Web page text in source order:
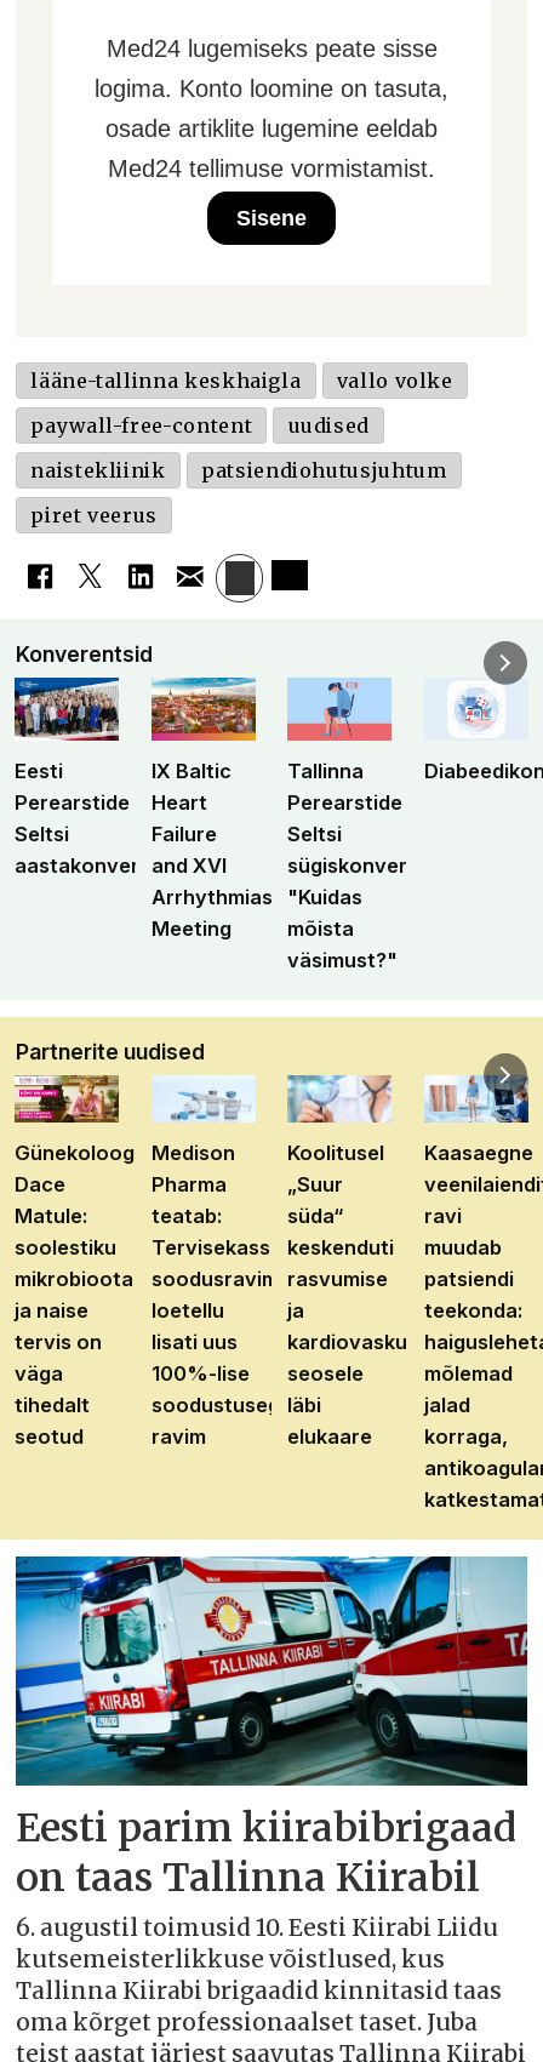
Med24 lugemiseks peate sisse
logima. Konto loomine on tasuta,
osade artiklite lugemine eeldab
Med24 tellimuse vormistamist.
Sisene
lääne-tallinna keskhaigla
vallo volke
paywall-free-content
uudised
naistekliinik
patsiendiohutusjuhtum
piret veerus
Konverentsid
Eesti
Perearstide
Seltsi
aastakonverents
IX Baltic
Heart
Failure
and XVI
Arrhythmias
Meeting
Tallinna
Perearstide
Seltsi
sügiskonverents
"Kuidas
mõista
väsimust?"
Partnerite uudised
Günekoloog
Dace
Matule:
soolestiku
mikrobioota
ja naise
tervis on
väga
tihedalt
seotud
Medison
Pharma
teatab:
Tervisekassa
soodusravimite
loetellu
lisati uus
100%-lise
soodustusega
ravim
Koolitusel
„Suur
süda“
keskenduti
rasvumise
ja
kardiovaskulaarhaiguste
seosele
läbi
elukaare
Kaasaegne
ravi
muudab
patsiendi
teekonda:
mõlemad
jalad
korraga,
Eesti parim kiirabibrigaad
on taas Tallinna Kiirabil
6. augustil toimusid 10. Eesti Kiirabi Liidu
kutsemeisterlikkuse võistlused, kus
Tallinna Kiirabi brigaadid kinnitasid taas
oma kõrget professionaalset taset. Juba
teist aastat järjest saavutas Tallinna Kiirabi